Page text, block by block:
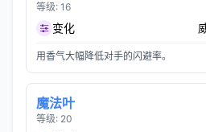
等级: 16
变化
用香气大幅降低对手的闪避率。
魔法叶
等级: 20